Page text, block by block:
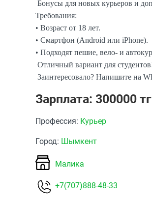
Бонусы для новых курьеров и
Требования:
• Возраст от 18 лет.
• Смартфон (Android или iPhone).
• Подходят пешие, вело- и
Отличный вариант для
Заинтересовало? Напишите на
Зарплата: 300000 тг
Профессия: Курьер
Город: Шымкент
Малика
+7(707)888-48-33